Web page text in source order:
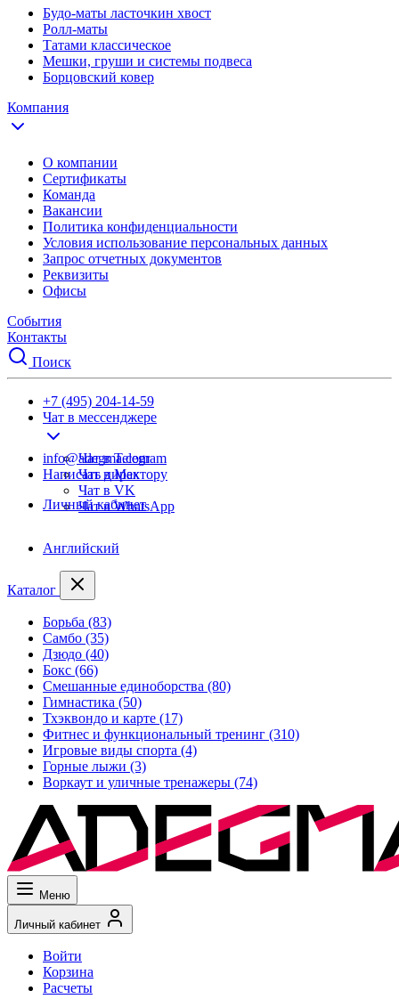
Будо-маты ласточкин хвост
Ролл-маты
Татами классическое
Мешки, груши и системы подвеса
Борцовский ковер
Компания
О компании
Сертификаты
Команда
Вакансии
Политика конфиденциальности
Условия использование персональных данных
Запрос отчетных документов
Реквизиты
Офисы
События
Контакты
Поиск
+7 (495) 204-14-59
Чат в мессенджере
Чат в Telegram
Чат в Max
Чат в VK
Чат в WhatsApp
info@adegma.com
Написать директору
Личный кабинет
Английский
Каталог
Борьба (83)
Самбо (35)
Дзюдо (40)
Бокс (66)
Смешанные единоборства (80)
Гимнастика (50)
Тхэквондо и карте (17)
Фитнес и функциональный тренинг (310)
Игровые виды спорта (4)
Горные лыжи (3)
Воркаут и уличные тренажеры (74)
Меню
Личный кабинет
Войти
Корзина
Расчеты